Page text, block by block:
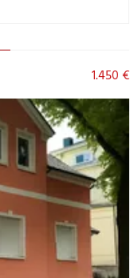
1.450 €